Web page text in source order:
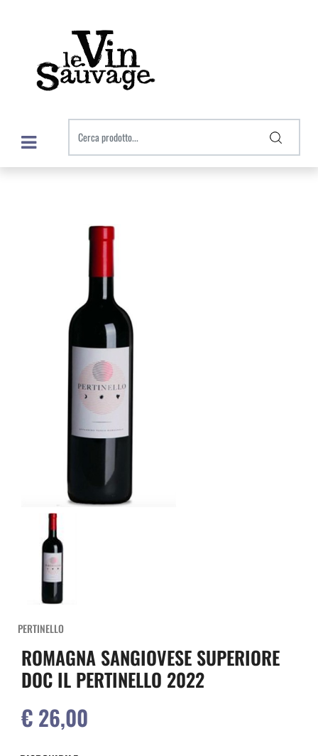
Open menu
PERTINELLO
ROMAGNA SANGIOVESE SUPERIORE
DOC IL PERTINELLO 2022
€ 26,00